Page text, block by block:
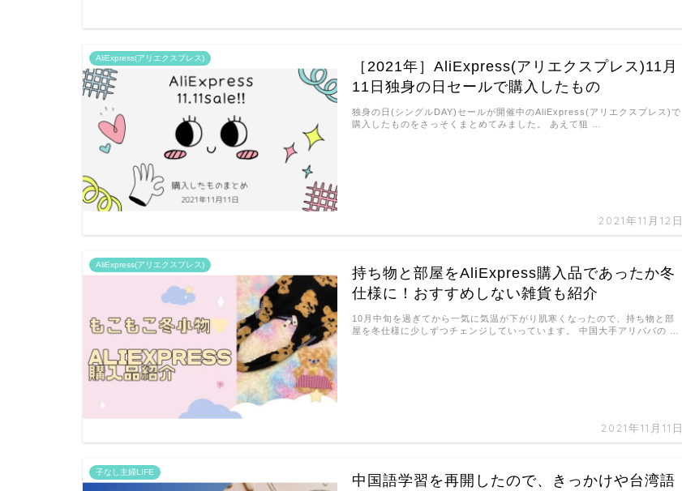
AliExpress(アリエクスプレス)
［2021年］AliExpress(アリエクスプレス)11月
11日独身の日セールで購入したもの
2021年11月12日
独身の日(シングルDAY)セールが開催中のAliExpress(アリエクスプレス)で
購入したものをさっそくまとめてみました。 あえて狙 …
AliExpress(アリエクスプレス)
持ち物と部屋をAliExpress購入品であったか冬
仕様に！おすすめしない雑貨も紹介
2021年11月11日
10月中旬を過ぎてから一気に気温が下がり肌寒くなったので、持ち物と部
屋を冬仕様に少しずつチェンジしていっています。 中国大手アリババの …
子なし主婦LIFE
中国語学習を再開したので、きっかけや台湾語